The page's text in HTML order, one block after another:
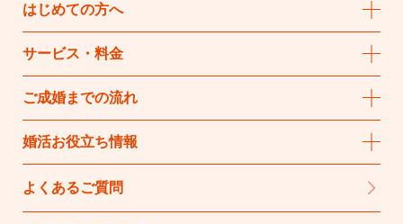
はじめての方へ
サービス・料金
ご成婚までの流れ
婚活お役立ち情報
よくあるご質問